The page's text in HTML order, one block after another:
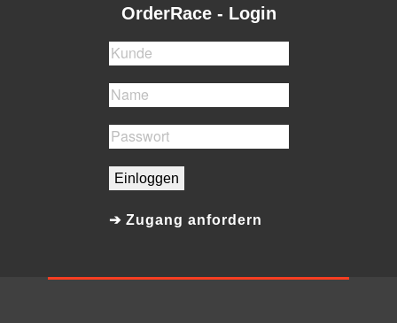
OrderRace - Login
Einloggen
➔ Zugang anfordern